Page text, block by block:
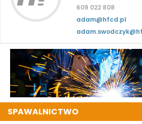
609 022 808
adam@hfcd.pl
SPAWALNICTWO